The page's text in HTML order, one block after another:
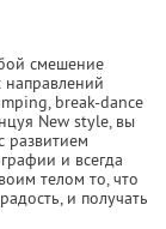
смешение
break-dance
New style, вы
развитием
и всегда
телом то, что
и получать